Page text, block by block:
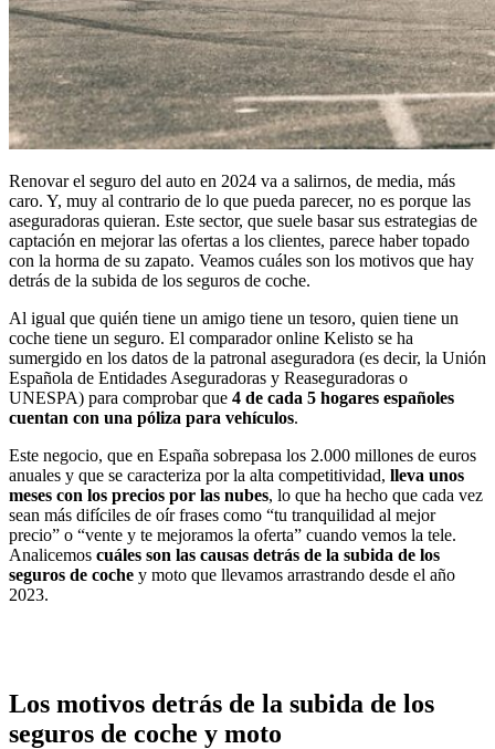
Renovar el seguro del auto en 2024 va a salirnos, de media, más
caro. Y, muy al contrario de lo que pueda parecer, no es porque las
aseguradoras quieran. Este sector, que suele basar sus estrategias de
captación en mejorar las ofertas a los clientes, parece haber topado
con la horma de su zapato. Veamos cuáles son los motivos que hay
detrás de la subida de los seguros de coche.
Al igual que quién tiene un amigo tiene un tesoro, quien tiene un
coche tiene un seguro. El comparador online Kelisto se ha
sumergido en los datos de la patronal aseguradora (es decir, la Unión
Española de Entidades Aseguradoras y Reaseguradoras o
UNESPA) para comprobar que 4 de cada 5 hogares españoles
cuentan con una póliza para vehículos.
Este negocio, que en España sobrepasa los 2.000 millones de euros
anuales y que se caracteriza por la alta competitividad, lleva unos
meses con los precios por las nubes, lo que ha hecho que cada vez
sean más difíciles de oír frases como “tu tranquilidad al mejor
precio” o “vente y te mejoramos la oferta” cuando vemos la tele.
Analicemos cuáles son las causas detrás de la subida de los
seguros de coche y moto que llevamos arrastrando desde el año
2023.
Los motivos detrás de la subida de los
seguros de coche y moto